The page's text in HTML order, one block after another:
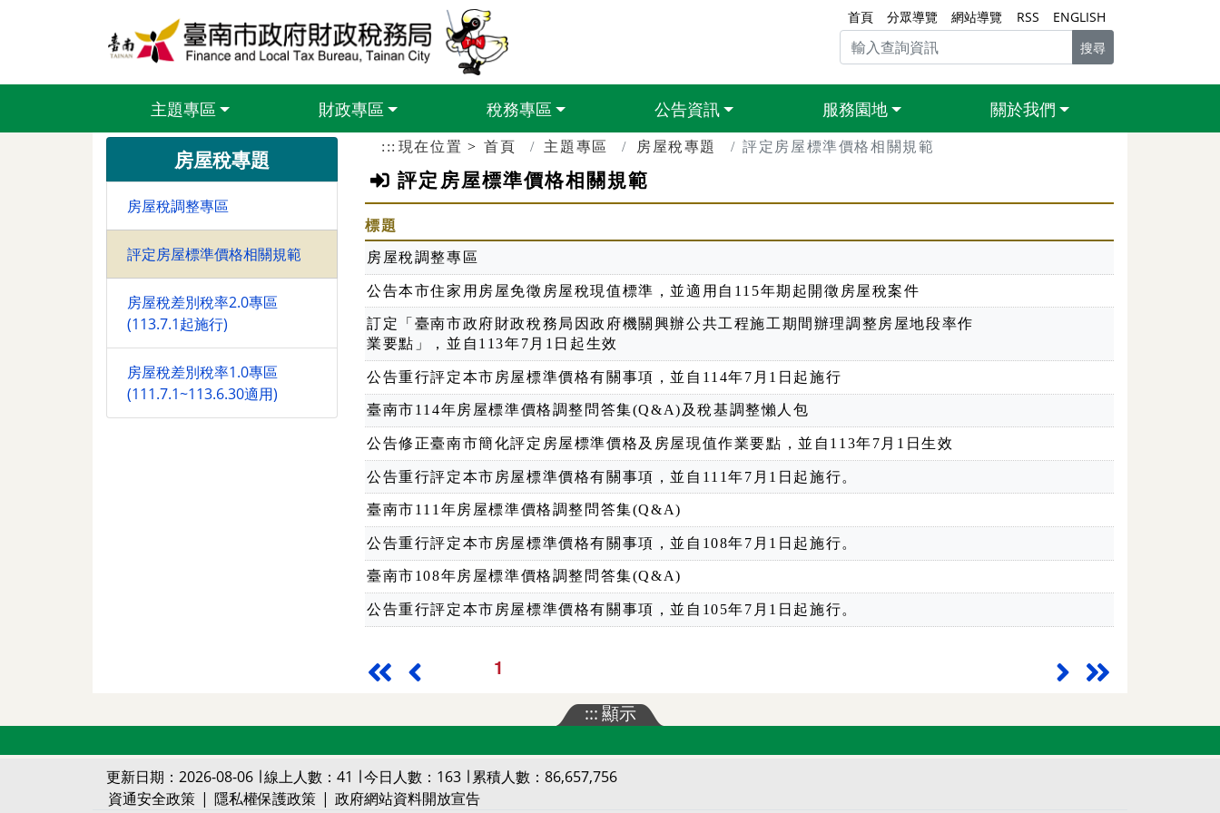
首頁 分眾導覽 網站導覽 RSS
ENGLISH
搜尋
主題專區 財政專區 稅務專區 公告資訊 服務園地 關於我們
房屋稅專題
房屋稅調整專區
評定房屋標準價格相關規範
房屋稅差別稅率2.0專區
(113.7.1起施行)
房屋稅差別稅率1.0專區
(111.7.1~113.6.30適用)
::: 現在位置 首頁 主題專區 房屋稅專題 評定房屋標準價格相關規範
評定房屋標準價格相關規範
標題
房屋稅調整專區
公告本市住家用房屋免徵房屋稅現值標準，並適用自115年期起開徵房屋稅案件
訂定「臺南市政府財政稅務局因政府機關興辦公共工程施工期間辦理調整房屋地段率作
業要點」，並自113年7月1日起生效
公告重行評定本市房屋標準價格有關事項，並自114年7月1日起施行
臺南市114年房屋標準價格調整問答集(Q&A)及稅基調整懶人包
公告修正臺南市簡化評定房屋標準價格及房屋現值作業要點，並自113年7月1日生效
公告重行評定本市房屋標準價格有關事項，並自111年7月1日起施行。
臺南市111年房屋標準價格調整問答集(Q&A)
公告重行評定本市房屋標準價格有關事項，並自108年7月1日起施行。
臺南市108年房屋標準價格調整問答集(Q&A)
公告重行評定本市房屋標準價格有關事項，並自105年7月1日起施行。
最前頁 1 下一頁
:::顯示
更新日期：2026-08-06 ∣ 線上人數：41 ∣ 今日人數：163 ∣ 累積人數：86,657,756
資通安全政策 | 隱私權保護政策 | 政府網站資料開放宣告